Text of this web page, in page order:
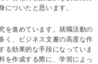
についたと思います。
を進めています。就職活動の
く、ビジネス文書の高度な作
る効果的な手段になっていま
を作成する際に、学習によっ